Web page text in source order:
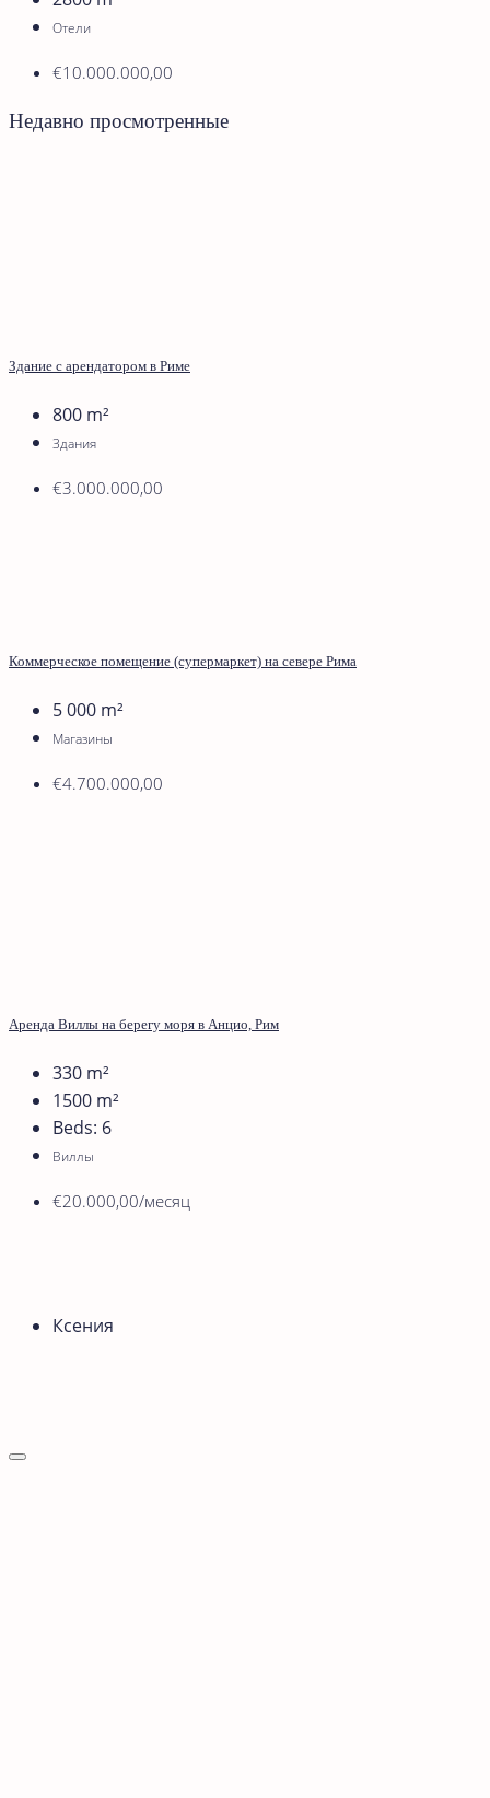
Отели
€10.000.000,00
Недавно просмотренные
Здание c арендатором в Риме
800 m²
Здания
€3.000.000,00
Коммерческое помещение (супермаркет) на севере Рима
5 000 m²
Магазины
€4.700.000,00
Аренда Виллы на берегу моря в Анцио, Рим
330 m²
1500 m²
Beds: 6
Виллы
€20.000,00/месяц
Ксения